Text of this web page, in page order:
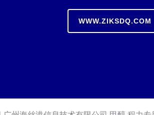
WWW.ZIKSDQ.COM